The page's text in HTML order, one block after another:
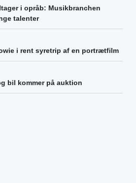
i opråb: Musikbranchen
talenter
i rent syretrip af en portrætfilm
bil kommer på auktion